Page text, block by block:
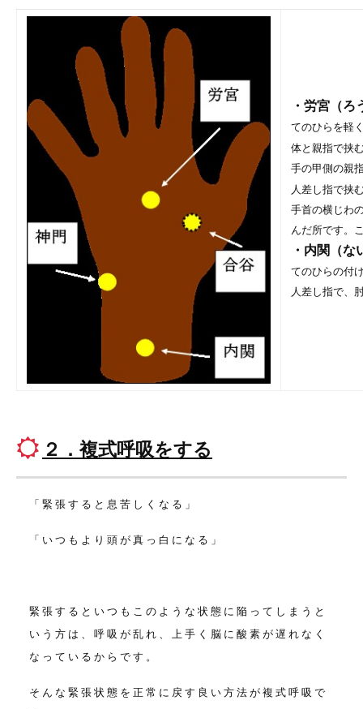
・労宮（ろ
てのひらを軽
体と親指で挟
手の甲側の親
人差し指で挟
手首の横じわ
んだ所です。
・内関（な
てのひらの付
人差し指で、
２．複式呼吸をする
「緊張すると息苦しくなる」
「いつもより頭が真っ白になる」
緊張するといつもこのような状態に陥ってしまうと
いう方は、 呼吸が乱れ、上手く脳に酸素が遅れなく
なっているからです。
そんな緊張状態を正常に戻す良い方法が複式呼吸で